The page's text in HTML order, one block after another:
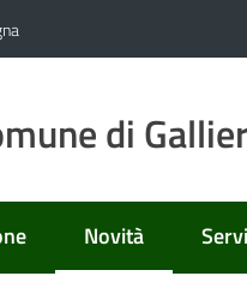
di
Novità
Menu selezionato